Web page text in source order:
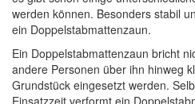
werden können. Besonders stabil
ein Doppelstabmattenzaun.
Ein Doppelstabmattenzaun bricht
andere Personen über ihn hinweg
Grundstück eingesetzt werden.
Einsatzzeit verformt ein